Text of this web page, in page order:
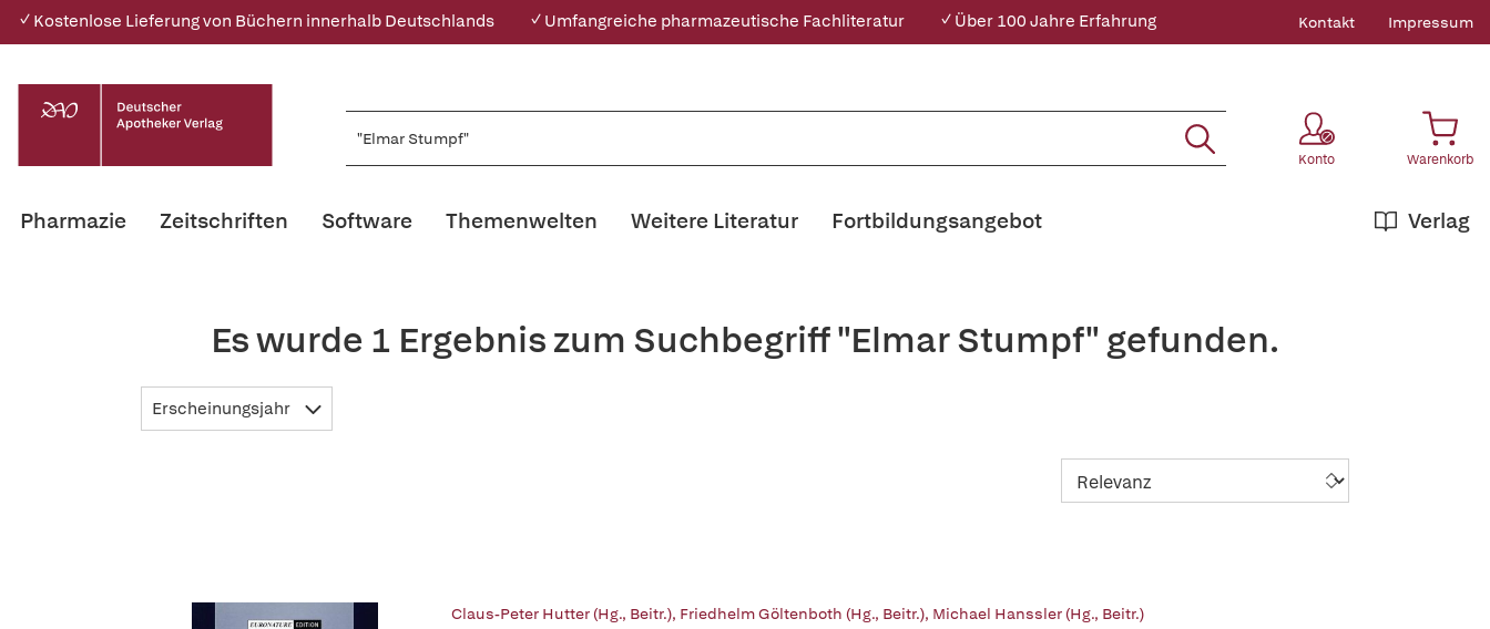
✓ Kostenlose Lieferung von Büchern innerhalb Deutschlands ✓ Umfangreiche pharmazeutische Fachliteratur ✓ Über 100 Jahre Erfahrung Kontakt Impressum
Konto Warenkorb
Pharmazie Zeitschriften Software Themenwelten Weitere Literatur Verlag
Fortbildungsangebot
Es wurde 1 Ergebnis zum Suchbegriff "Elmar Stumpf" gefunden.
Erscheinungsjahr
Claus-Peter Hutter (Hg., Beitr.), Friedhelm Göltenboth (Hg., Beitr.), Michael Hanssler (Hg., Beitr.)